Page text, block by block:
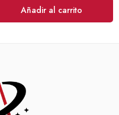
Añadir al carrito